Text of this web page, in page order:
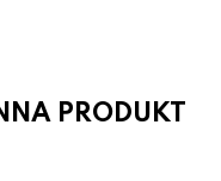
PRODUKT